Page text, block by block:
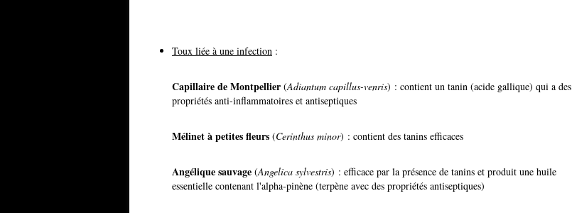
Toux liée à une infection :
Capillaire de Montpellier (Adiantum capillus-venris) : contient un tanin (acide gallique) qui a des
propriétés anti-inflammatoires et antiseptiques
Mélinet à petites fleurs (Cerinthus minor) : contient des tanins efficaces
Angélique sauvage (Angelica sylvestris) : efficace par la présence de tanins et produit une huile
essentielle contenant l'alpha-pinène (terpène avec des propriétés antiseptiques)